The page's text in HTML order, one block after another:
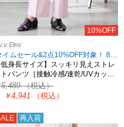
10%OFF
Elmi
[タイムセール&2点10%OFF対象！ 8/18 8:59まで]
低身長サイズ】スッキリ見えストレ
トパンツ［接触冷感/速乾/UVカッ…
5,489（税込）
￥4,941 （税込）
再入荷